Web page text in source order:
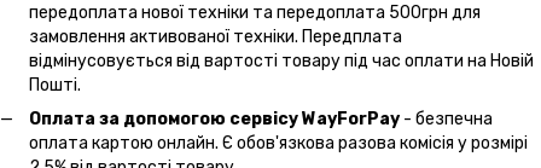
передоплата нової техніки та передоплата 500грн для
замовлення активованої техніки. Передплата
відмінусовується від вартості товару під час оплати на Новій
Пошті.
Оплата за допомогою сервісу WayForPay - безпечна
оплата картою онлайн. Є обов'язкова разова комісія у розмірі